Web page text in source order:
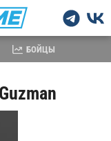
БОЙЦЫ